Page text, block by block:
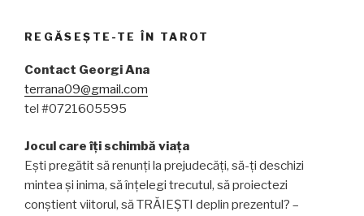
REGĂSEȘTE-TE ÎN TAROT
Contact Georgi Ana
terrana09@gmail.com
tel #0721605595
Jocul care îți schimbă viața
Ești pregătit să renunți la prejudecăți, să-ți deschizi
mintea și inima, să înțelegi trecutul, să proiectezi
conștient viitorul, să TRĂIEȘTI deplin prezentul? –